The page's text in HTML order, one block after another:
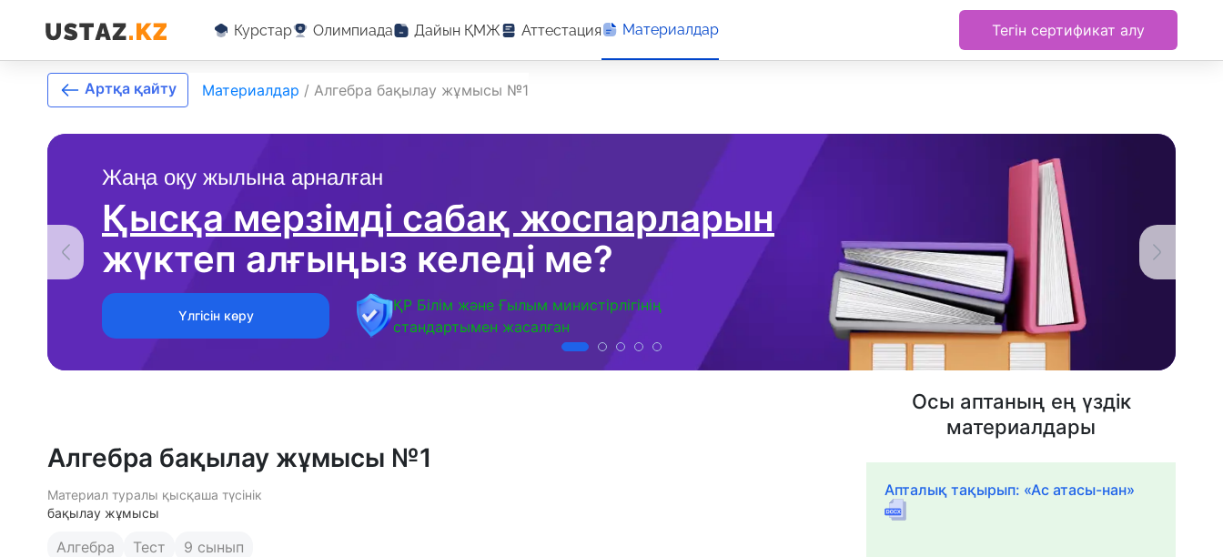
Курстар Олимпиада Дайын ҚМЖ Аттестация Материалдар Тегін сертификат алу
Жаңа оқу жылына арналған
Қысқа мерзімді сабақ жоспарларын
жүктеп алғыңыз келеді ме?
Үлгісін көру
ҚР Білім және Ғылым министірлігінің
стандартымен жасалған
Артқа қайту Материалдар / Алгебра бақылау жұмысы №1
Алгебра бақылау жұмысы №1
Материал туралы қысқаша түсінік
бақылау жұмысы
Алгебра Тест 9 сынып
Осы аптаның ең үздік
материалдары
Апталық тақырып: «Ас атасы-нан»